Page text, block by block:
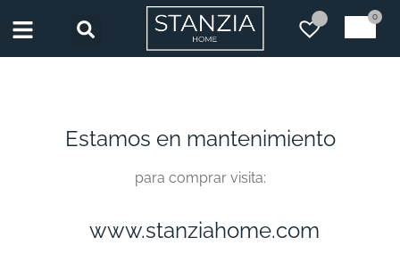
0
Estamos en mantenimiento
para comprar visita:
www.stanziahome.com